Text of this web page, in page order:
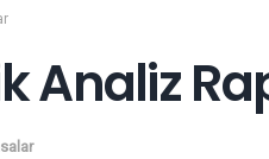
Analiz